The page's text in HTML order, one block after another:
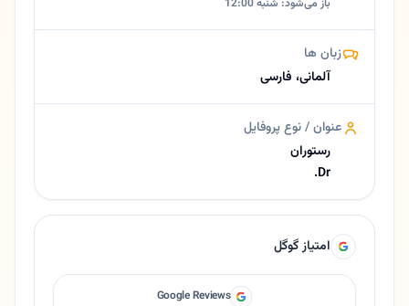
زبان ها
آلمانی، فارسی
عنوان / نوع پروفایل
رستوران
Dr.
امتیاز گوگل
Google Reviews